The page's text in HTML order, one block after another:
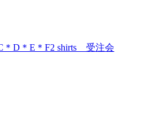
＊D＊E＊F2 shirts 受注会